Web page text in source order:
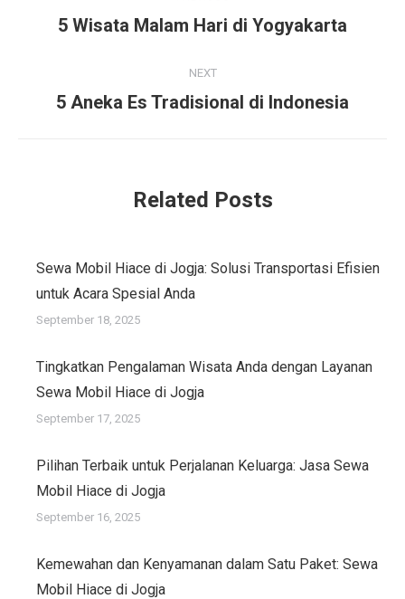
navigation
Previous
5 Wisata Malam Hari di Yogyakarta
NEXT
Next
5 Aneka Es Tradisional di Indonesia
Related Posts
Sewa Mobil Hiace di Jogja: Solusi Transportasi Efisien
untuk Acara Spesial Anda
September 18, 2025
Tingkatkan Pengalaman Wisata Anda dengan Layanan
Sewa Mobil Hiace di Jogja
September 17, 2025
Pilihan Terbaik untuk Perjalanan Keluarga: Jasa Sewa
Mobil Hiace di Jogja
September 16, 2025
Kemewahan dan Kenyamanan dalam Satu Paket: Sewa
Mobil Hiace di Jogja